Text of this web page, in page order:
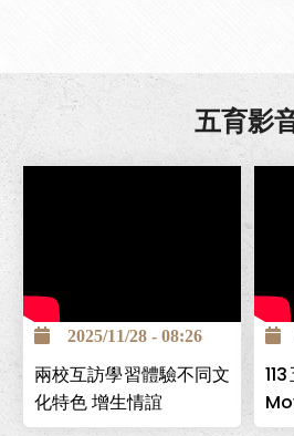
五育影
2025/11/28 - 08:26
兩校互訪學習體驗不同文
化特色 增生情誼